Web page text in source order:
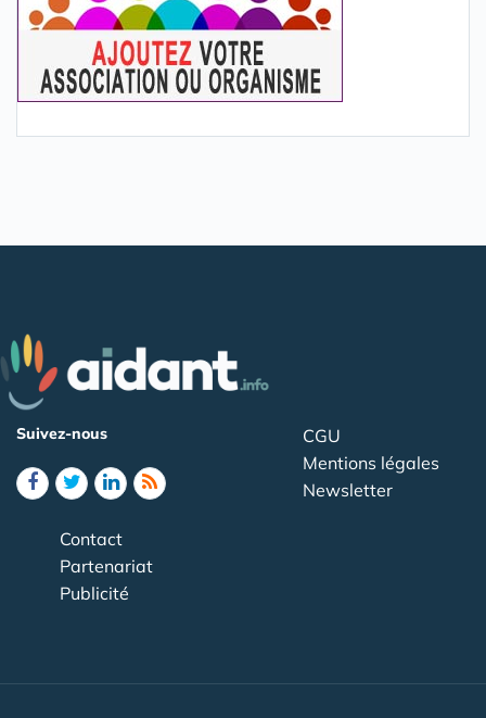
Suivez-nous
CGU
Mentions légales
Newsletter
Contact
Partenariat
Publicité